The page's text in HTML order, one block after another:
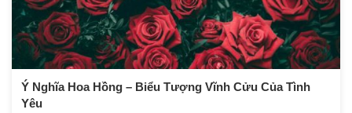
Ý Nghĩa Hoa Hồng – Biểu Tượng Vĩnh Cửu Của Tình
Yêu